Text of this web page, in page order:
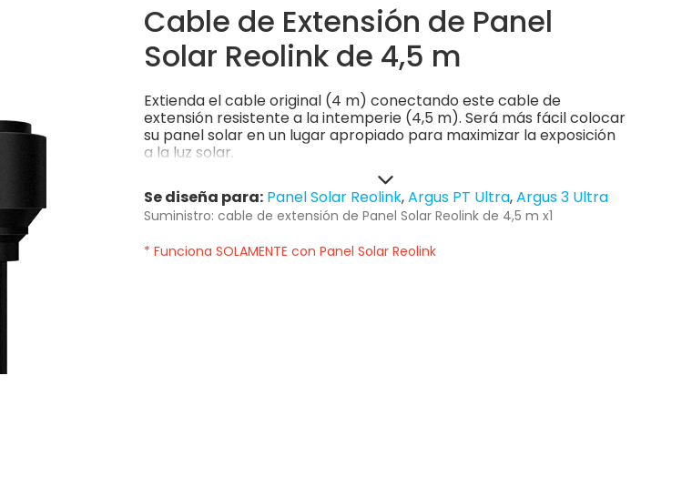
Cable de Extensión de Panel
Solar Reolink de 4,5 m
Extienda el cable original (4 m) conectando este cable de
extensión resistente a la intemperie (4,5 m). Será más fácil colocar
su panel solar en un lugar apropiado para maximizar la exposición
a la luz solar.
Se diseña para: Panel Solar Reolink Argus PT Ultra Argus 3 Ultra
Suministro: cable de extensión de Panel Solar Reolink de 4,5 m x1
* Funciona SOLAMENTE con Panel Solar Reolink